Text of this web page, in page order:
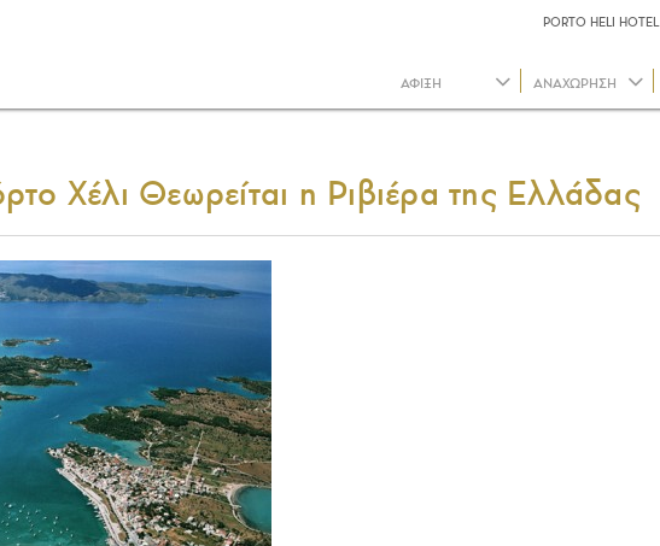
PORTO HELI HOTEL
Χέλι Θεωρείται η Ριβιέρα της Ελλάδας